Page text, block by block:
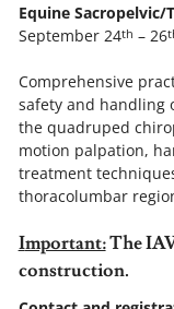
Equine Sacropelvic/
September 24th – 26
Comprehensive
safety and handling
the quadruped
motion palpation,
treatment
thoracolumbar
Important:The
construction.